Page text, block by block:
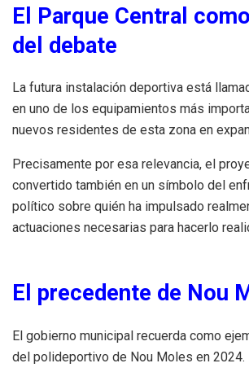
El Parque Central
del debate
La futura instalación deportiva está
en uno de los equipamientos más
nuevos residentes de esta zona en
Precisamente por esa relevancia, el
convertido también en un símbolo del
político sobre quién ha impulsado
actuaciones necesarias para hacerlo
El precedente de Nou
El gobierno municipal recuerda como
del polideportivo de Nou Moles en 2024.